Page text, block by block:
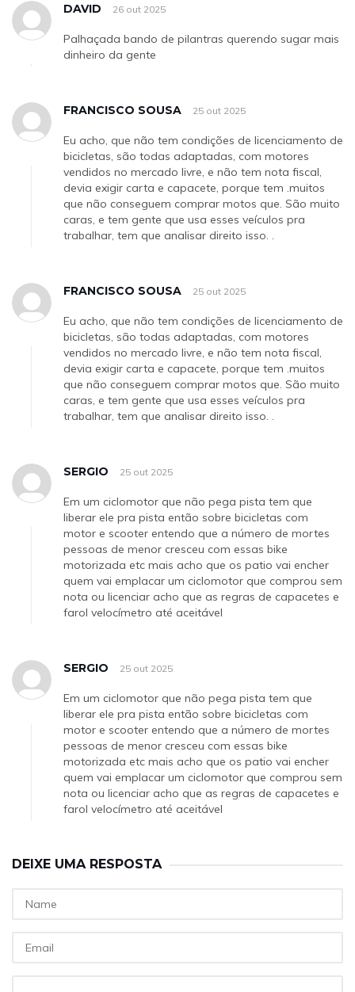
DAVID 26 out 2025
Palhaçada bando de pilantras querendo sugar mais
dinheiro da gente
FRANCISCO SOUSA 25 out 2025
Eu acho, que não tem condições de licenciamento de
bicicletas, são todas adaptadas, com motores
vendidos no mercado livre, e não tem nota fiscal,
devia exigir carta e capacete, porque tem .muitos
que não conseguem comprar motos que. São muito
caras, e tem gente que usa esses veículos pra
trabalhar, tem que analisar direito isso. .
FRANCISCO SOUSA 25 out 2025
Eu acho, que não tem condições de licenciamento de
bicicletas, são todas adaptadas, com motores
vendidos no mercado livre, e não tem nota fiscal,
devia exigir carta e capacete, porque tem .muitos
que não conseguem comprar motos que. São muito
caras, e tem gente que usa esses veículos pra
trabalhar, tem que analisar direito isso. .
SERGIO 25 out 2025
Em um ciclomotor que não pega pista tem que
liberar ele pra pista então sobre bicicletas com
motor e scooter entendo que a número de mortes
pessoas de menor cresceu com essas bike
motorizada etc mais acho que os patio vai encher
quem vai emplacar um ciclomotor que comprou sem
nota ou licenciar acho que as regras de capacetes e
farol velocímetro até aceitável
SERGIO 25 out 2025
Em um ciclomotor que não pega pista tem que
liberar ele pra pista então sobre bicicletas com
motor e scooter entendo que a número de mortes
pessoas de menor cresceu com essas bike
motorizada etc mais acho que os patio vai encher
quem vai emplacar um ciclomotor que comprou sem
nota ou licenciar acho que as regras de capacetes e
farol velocímetro até aceitável
DEIXE UMA RESPOSTA